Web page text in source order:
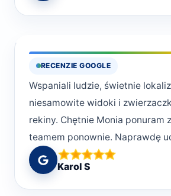
RECENZIE GOOGLE
Wspaniali ludzie, świetnie
niesamowite widoki i
rekiny. Chętnie Monia ponuram
teamem ponownie. Naprawdę
Karol S